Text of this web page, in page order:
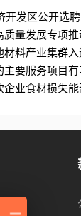
开发区公开选
质量发展专项
材料产业集群
要服务项目有
企业食材损失